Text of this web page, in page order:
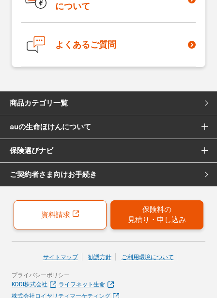
について
よくあるご質問
商品カテゴリ一覧
死亡保険
医療保険
女性向け医療保険
がん保険
女性向けがん保険
40歳以上の方にはこちらもおすすめ
auの生命ほけんについて
選ばれる理由
Pontaポイント還元について
保険募集代理店について
引受保険会社について
保険選びナビ
保険選びナビ トップ
保険診断
おすすめ加入例
お客さまの声
ご契約者さま向けお手続き
資料請求
保険料の
見積り・申し込み
サイトマップ 勧誘方針 ご利用環境について
プライバシーポリシー
KDDI株式会社
ライフネット生命
株式会社ロイヤリティマーケティング